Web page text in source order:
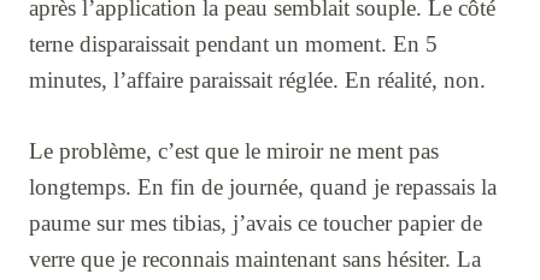
après l’application la peau semblait souple. Le côté
terne disparaissait pendant un moment. En 5
minutes, l’affaire paraissait réglée. En réalité, non.
Le problème, c’est que le miroir ne ment pas
longtemps. En fin de journée, quand je repassais la
paume sur mes tibias, j’avais ce toucher papier de
verre que je reconnais maintenant sans hésiter. La